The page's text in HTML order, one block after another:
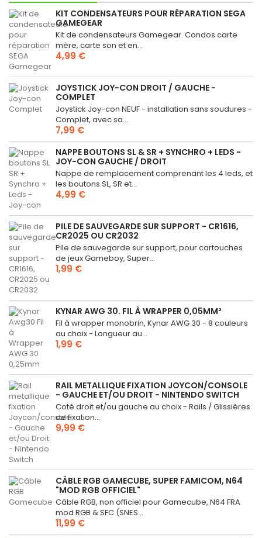
KIT CONDENSATEURS POUR RÉPARATION SEGA
GAMEGEAR
Kit de condensateurs Gamegear. Condos carte
mère, carte son et en...
4,99 €
JOYSTICK JOY-CON DROIT / GAUCHE -
COMPLET
Joystick Joy-con NEUF - installation sans soudures -
Complet, avec sa...
7,99 €
NAPPE BOUTONS SL & SR + SYNCHRO + LEDS -
JOY-CON GAUCHE / DROIT
Nappe de remplacement comprenant les 4 leds, et
les boutons SL, SR et...
4,99 €
PILE DE SAUVEGARDE SUR SUPPORT - CR1616,
CR2025 OU CR2032
Pile de sauvegarde sur support, pour cartouches
de jeux Gameboy, Super...
1,99 €
KYNAR AWG 30. FIL À WRAPPER 0,05MM²
Fil à wrapper monobrin, Kynar AWG 30 - 8 couleurs
au choix - Longueur au...
1,99 €
RAIL METALLIQUE FIXATION JOYCON/CONSOLE
- GAUCHE ET/OU DROIT - NINTENDO SWITCH
Coté droit et/ou gauche au choix - Rails / Glissières
de fixation...
9,99 €
CÂBLE RGB GAMECUBE, SUPER FAMICOM, N64
"MOD RGB OFFICIEL"
Câble RGB, non officiel pour Gamecube, N64 FRA
mod RGB & SFC (SNES...
11,99 €